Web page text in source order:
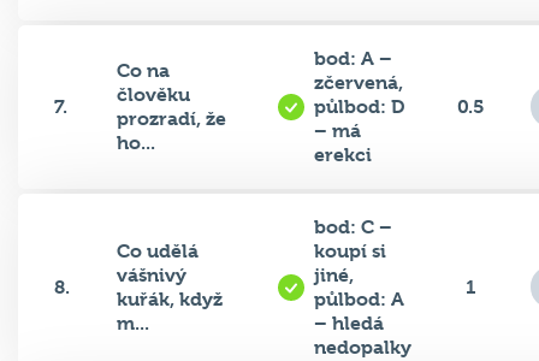
7.
Co na
člověku
prozradí, že
ho...
bod: A –
zčervená,
půlbod: D
– má
erekci
0.5
8.
Co udělá
vášnivý
kuřák, když
m...
bod: C –
koupí si
jiné,
půlbod: A
– hledá
nedopalky
1